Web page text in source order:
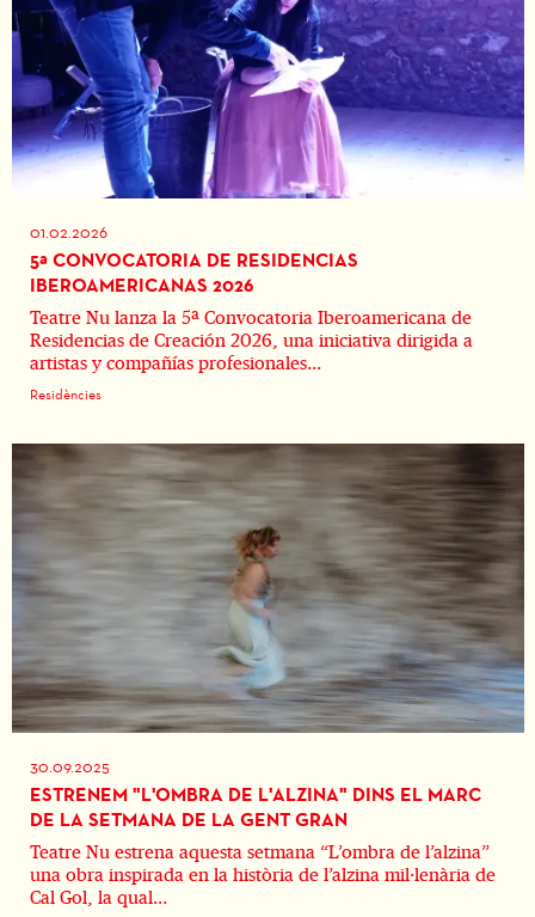
01.02.2026
5ª CONVOCATORIA DE RESIDENCIAS
IBEROAMERICANAS 2026
Teatre Nu lanza la 5ª Convocatoria Iberoamericana de
Residencias de Creación 2026, una iniciativa dirigida a
artistas y compañías profesionales...
Residències
30.09.2025
ESTRENEM "L'OMBRA DE L'ALZINA" DINS EL MARC
DE LA SETMANA DE LA GENT GRAN
Teatre Nu estrena aquesta setmana “L’ombra de l’alzina”
una obra inspirada en la història de l’alzina mil·lenària de
Cal Gol, la qual...